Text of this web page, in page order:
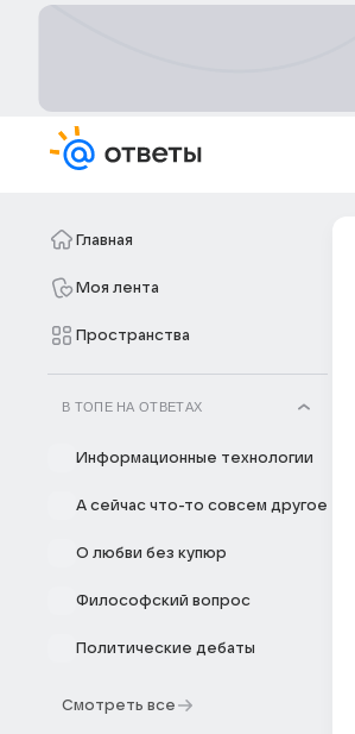
Главная
Моя лента
Пространства
В ТОПЕ НА ОТВЕТАХ
Информационные технологии
А сейчас что-то совсем другое
О любви без купюр
Философский вопрос
Политические дебаты
Смотреть все